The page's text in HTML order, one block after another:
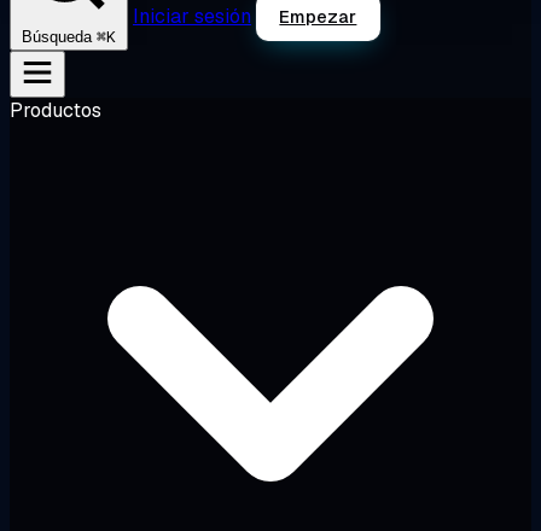
Búsqueda ⌘K
Iniciar sesión Empezar
Productos